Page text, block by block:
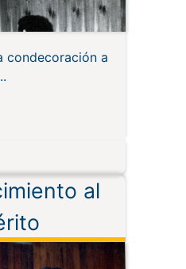
condecoración a
al